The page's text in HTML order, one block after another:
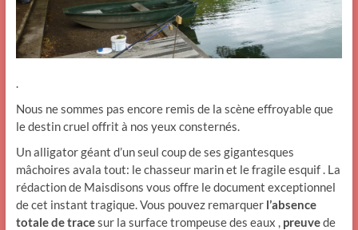
.
Nous ne sommes pas encore remis de la scène effroyable que
le destin cruel offrit à nos yeux consternés.
Un alligator géant d’un seul coup de ses gigantesques
mâchoires avala tout: le chasseur marin et le fragile esquif . La
rédaction de Maisdisons vous offre le document exceptionnel
de cet instant tragique. Vous pouvez remarquer l’absence
totale de tracesur la surface trompeuse des eaux ,preuvede